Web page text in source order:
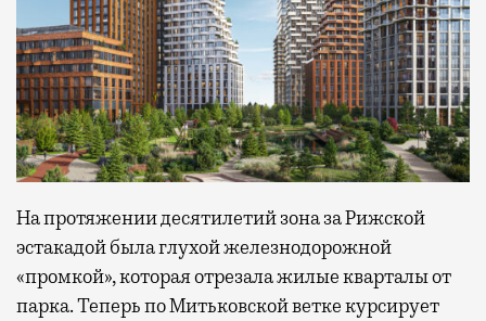
На протяжении десятилетий зона за Рижской
эстакадой была глухой железнодорожной
«промкой», которая отрезала жилые кварталы от
парка. Теперь по Митьковской ветке курсирует